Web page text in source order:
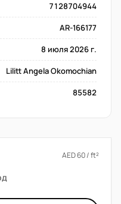
7128704944
AR-166177
8 июля 2026 г.
Lilitt Angela Okomochian
85582
AED 60 / ft²